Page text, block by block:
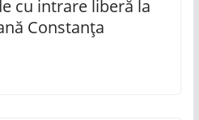
cu intrare liberă la
Constanța